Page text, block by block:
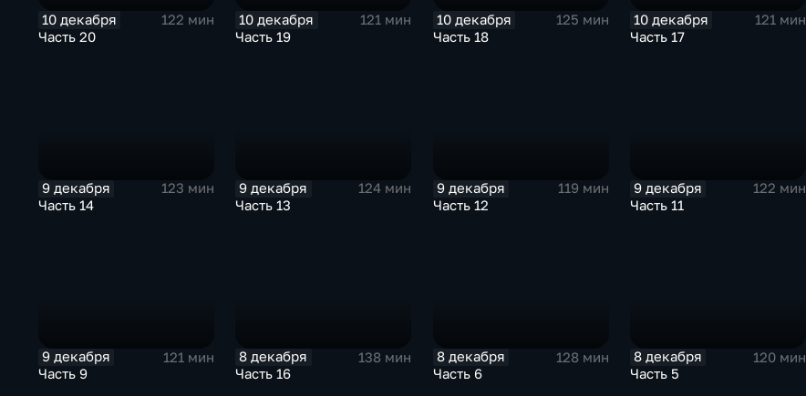
10 декабря
122 мин
Часть 20
10 декабря
121 мин
Часть 19
10 декабря
125 мин
Часть 18
10 декабря
121 мин
Часть 17
9 декабря
123 мин
Часть 14
9 декабря
124 мин
Часть 13
9 декабря
119 мин
Часть 12
9 декабря
122 мин
Часть 11
9 декабря
121 мин
Часть 9
8 декабря
138 мин
Часть 16
8 декабря
128 мин
Часть 6
8 декабря
120 мин
Часть 5